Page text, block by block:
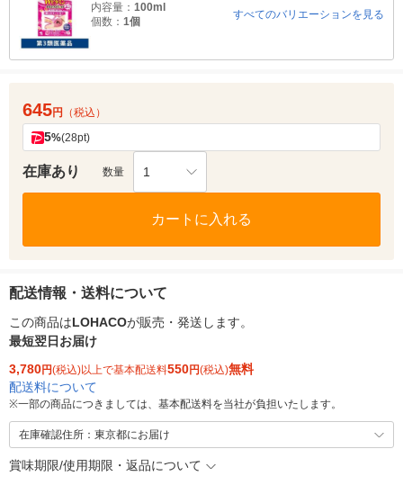
内容量： 100ml
個数： 1個
すべてのバリエーションを見る
645円 （税込）
5%(28pt)
在庫あり 数量 1
カートに入れる
配送情報・送料について
この商品はLOHACOが販売・発送します。
最短翌日お届け
3,780円(税込)以上で基本配送料550円(税込)無料
配送料について
※一部の商品につきましては、基本配送料を当社が負担いたします。
在庫確認住所：東京都にお届け
賞味期限/使用期限・返品について